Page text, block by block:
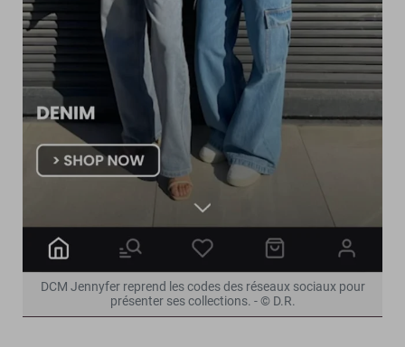
DCM Jennyfer reprend les codes des réseaux sociaux pour
présenter ses collections. - © D.R.